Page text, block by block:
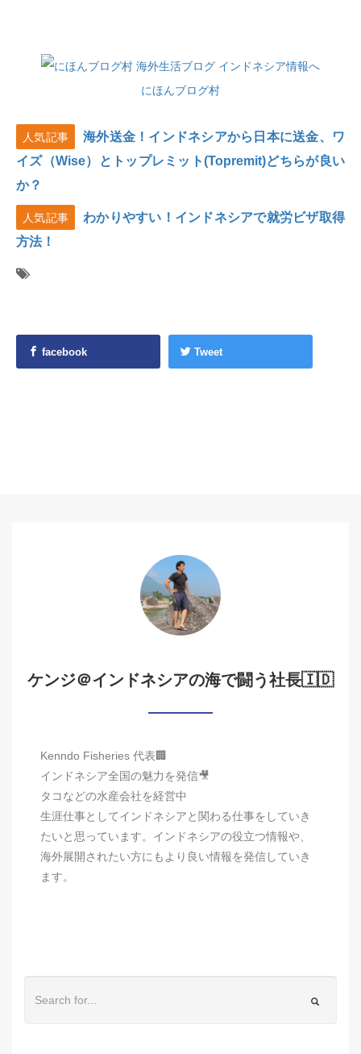
にほんブログ村
人気記事
海外送金！インドネシアから日本に送金、ワ
イズ（Wise）とトップレミット(Topremit)どちらが良い
か？
人気記事
わかりやすい！インドネシアで就労ビザ取得
方法！
facebook Tweet
ケンジ＠インドネシアの海で闘う社長🇮🇩
Kenndo Fisheries 代表🏢
インドネシア全国の魅力を発信🎥
タコなどの水産会社を経営中
生涯仕事としてインドネシアと関わる仕事をしていき
たいと思っています。インドネシアの役立つ情報や、
海外展開されたい方にもより良い情報を発信していき
ます。